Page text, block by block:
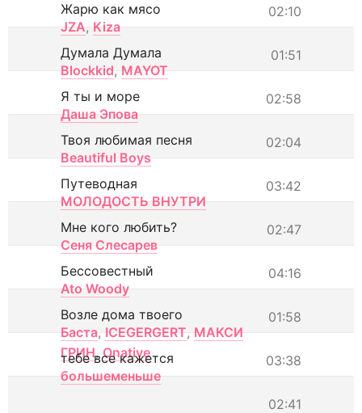
02:10
Жарю как мясо
JZA, Kiza
01:51
Думала Думала
Blockkid, MAYOT
02:58
Я ты и море
Даша Эпова
02:04
Твоя любимая песня
Beautiful Boys
03:42
Путеводная
МОЛОДОСТЬ ВНУТРИ
02:47
Мне кого любить?
Сеня Слесарев
04:16
Бессовестный
Ato Woody
01:58
Возле дома твоего
Баста, ICEGERGERT, МАКСИ
ГРИН, Onative 03:38
тебе все кажется
большеменьше
02:41